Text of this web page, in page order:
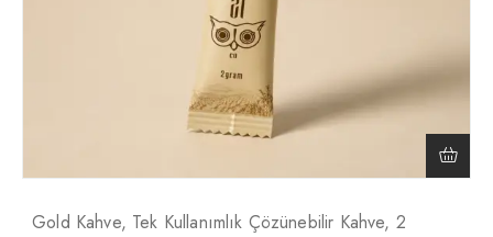
Gold Kahve, Tek Kullanımlık Çözünebilir Kahve, 2